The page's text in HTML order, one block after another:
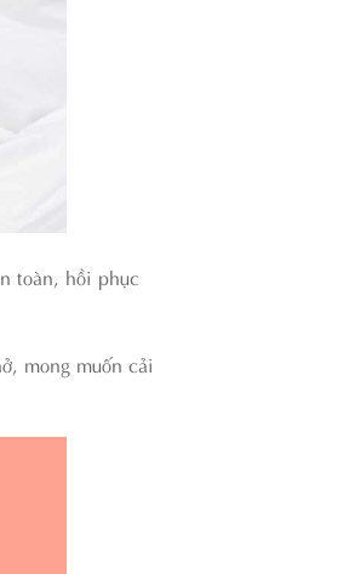
toàn, hồi phục
mong muốn cải